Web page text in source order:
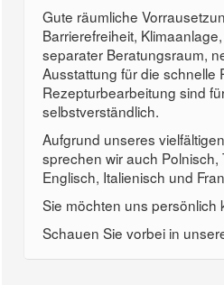
Gute räumliche
Barrierefreiheit,
separater Beratungsraum,
Ausstattung für die schnelle
Rezepturbearbeitung sind
selbstverständlich.
Aufgrund unseres
sprechen wir auch Polnisch,
Englisch, Italienisch und
Sie möchten uns persönlich
Schauen Sie vorbei in